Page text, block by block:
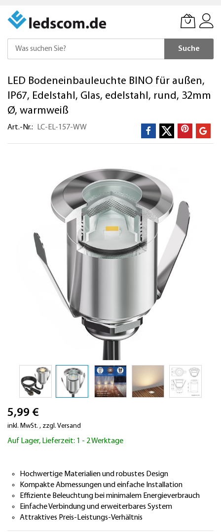
Suche
Inhalt
LED Bodeneinbauleuchte BINO für außen,
IP67, Edelstahl, Glas, edelstahl, rund, 32mm
Ø, warmweiß
Art.-Nr. LC-EL-157-WW
Anfang
der
springen
5,99 €
inkl. MwSt. , zzgl. Versand
Auf Lager, Lieferzeit: 1 - 2 Werktage
Hochwertige Materialien und robustes Design
Kompakte Abmessungen und einfache Installation
Effiziente Beleuchtung bei minimalem Energieverbrauch
Einfache Verbindung und erweiterbares System
Attraktives Preis-Leistungs-Verhältnis